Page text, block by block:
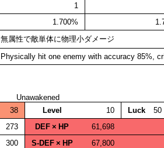
1
1.700%
無属性で敵単体に物理小ダメージ
Physically hit one enemy with accuracy 85%,
Unawakened
38 Level 10 Luck
50
273 DEF × HP
61,698
300 S‑DEF × HP 67,800